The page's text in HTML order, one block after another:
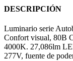
DESCRIPCIÓN
Luminario serie
Confort visual, 80B
4000K. 27,086lm
277V, fuente de